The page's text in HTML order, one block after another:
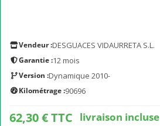
Vendeur :DESGUACES VIDAURRETA S.L.
Garantie :12 mois
Version :Dynamique 2010-
Kilométrage :90696
62,30 € TTC livraison incluse